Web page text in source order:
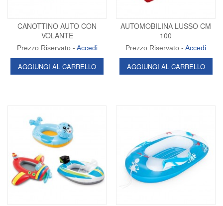
CANOTTINO AUTO CON
VOLANTE
Prezzo Riservato - Accedi
AGGIUNGI AL CARRELLO
AUTOMOBILINA LUSSO CM
100
Prezzo Riservato -Accedi
AGGIUNGI AL CARRELLO